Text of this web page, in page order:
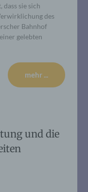
sie sich
des
Bahnhof
gelebten
mehr ...
und die